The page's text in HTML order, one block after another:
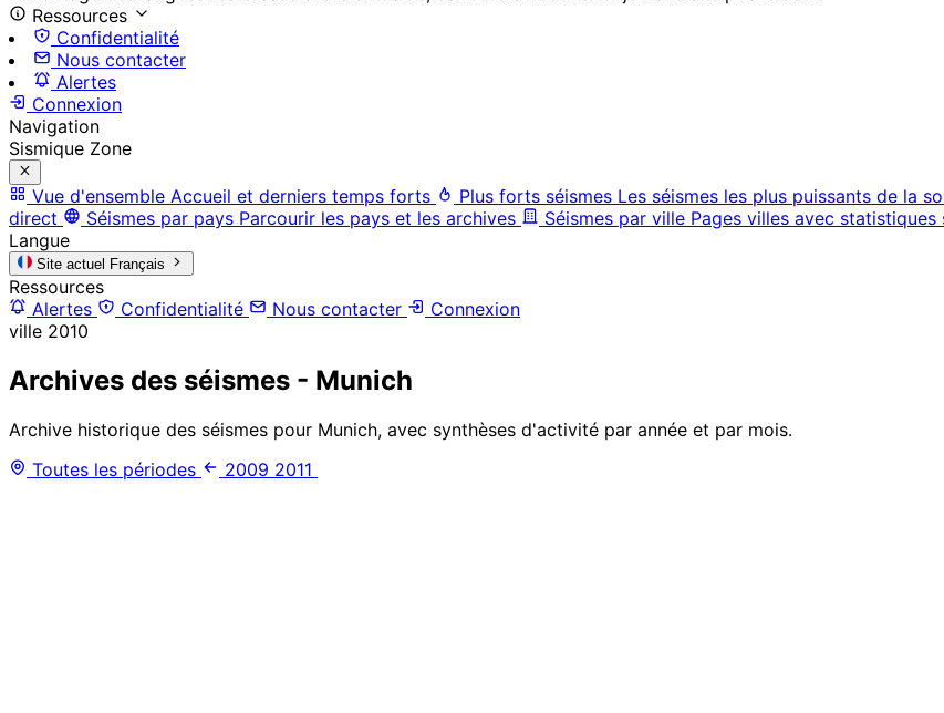
Ressources
Confidentialité
Nous contacter
Alertes
Connexion
Navigation
Sismique Zone
Vue d'ensemble Accueil et derniers temps forts Plus forts séismes Les séismes les plus puissants de la
direct
Séismes par pays Parcourir les pays et les archives Séismes par ville Pages villes avec statistiques
Langue
Site actuel Français
Ressources
Alertes
Confidentialité Nous contacter
Connexion
ville 2010
Archives des séismes - Munich
Archive historique des séismes pour Munich, avec synthèses d'activité par année et par mois.
Toutes les périodes
2009 2011